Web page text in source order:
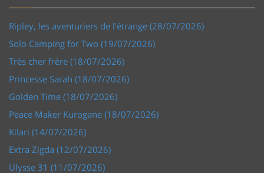
Ripley, les aventuriers de l'étrange (28/07/2026)
Solo Camping for Two (19/07/2026)
Très cher frère (18/07/2026)
Princesse Sarah (18/07/2026)
Golden Time (18/07/2026)
Peace Maker Kurogane (18/07/2026)
Kilari (14/07/2026)
Extra Zigda (12/07/2026)
Ulysse 31 (11/07/2026)